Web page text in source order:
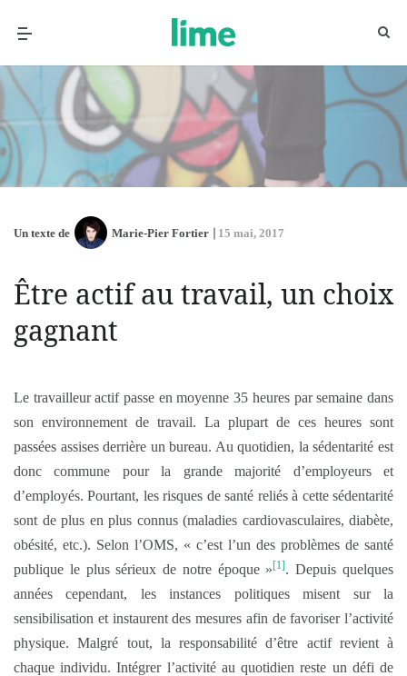
Un texte de Marie-Pier Fortier 15 mai, 2017
Être actif au travail, un choix
gagnant
Le travailleur actif passe en moyenne 35 heures par semaine dans
son environnement de travail. La plupart de ces heures sont
passées assises derrière un bureau. Au quotidien, la sédentarité est
donc commune pour la grande majorité d’employeurs et
d’employés. Pourtant, les risques de santé reliés à cette sédentarité
sont de plus en plus connus (maladies cardiovasculaires, diabète,
obésité, etc.). Selon l’OMS, « c’est l’un des problèmes de santé
publique le plus sérieux de notre époque »[1]. Depuis quelques
années cependant, les instances politiques misent sur la
sensibilisation et instaurent des mesures afin de favoriser l’activité
physique. Malgré tout, la responsabilité d’être actif revient à
chaque individu. Intégrer l’activité au quotidien reste un défi de